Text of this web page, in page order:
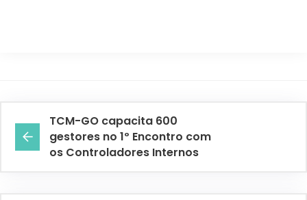
TCM-GO capacita 600
gestores no 1º Encontro com
os Controladores Internos